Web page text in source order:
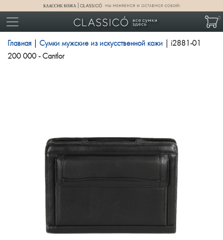
0
Главная Сумки мужские из искусственной кожи | i2881-01
200 000 - Cantlor